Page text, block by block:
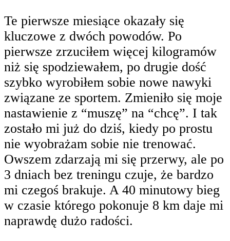
Te pierwsze miesiące okazały się
kluczowe z dwóch powodów. Po
pierwsze zrzuciłem więcej kilogramów
niż się spodziewałem, po drugie dość
szybko wyrobiłem sobie nowe nawyki
związane ze sportem. Zmieniło się moje
nastawienie z “muszę” na “chcę”. I tak
zostało mi już do dziś, kiedy po prostu
nie wyobrażam sobie nie trenować.
Owszem zdarzają mi się przerwy, ale po
3 dniach bez treningu czuje, że bardzo
mi czegoś brakuje. A 40 minutowy bieg
w czasie którego pokonuje 8 km daje mi
naprawdę dużo radości.